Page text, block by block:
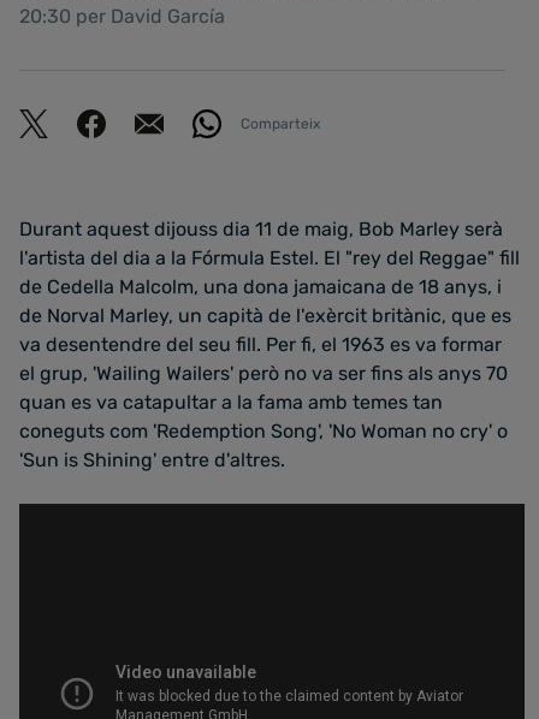
20:30 per David García
Comparteix
Durant aquest dijouss dia 11 de maig, Bob Marley serà
l'artista del dia a la Fórmula Estel. El "rey del Reggae" fill
de Cedella Malcolm, una dona jamaicana de 18 anys, i
de Norval Marley, un capità de l'exèrcit britànic, que es
va desentendre del seu fill. Per fi, el 1963 es va formar
el grup, 'Wailing Wailers' però no va ser fins als anys 70
quan es va catapultar a la fama amb temes tan
coneguts com 'Redemption Song', 'No Woman no cry' o
'Sun is Shining' entre d'altres.